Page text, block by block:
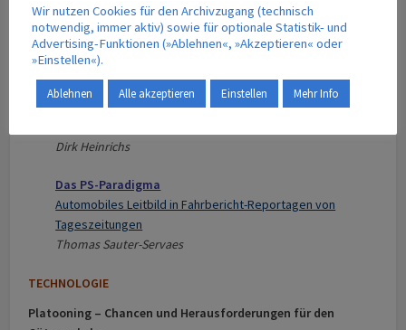
WISSENSCHAFT
Anforderungen an urbane Fahrzeugkonzepte
Gerhard Kopp
Laura Gebhardt
Matthias Klötzke
Dirk Heinrichs
Das PS-Paradigma
Automobiles Leitbild in Fahrbericht-Reportagen von
Tageszeitungen
Thomas Sauter-Servaes
TECHNOLOGIE
Platooning – Chancen und Herausforderungen für den
Wir nutzen Cookies für den Archivzugang (technisch
notwendig, immer aktiv) sowie für optionale Statistik- und
Advertising-Funktionen (»Ablehnen«, »Akzeptieren« oder
»Einstellen«).
Ablehnen Alle akzeptieren Einstellen Mehr Info